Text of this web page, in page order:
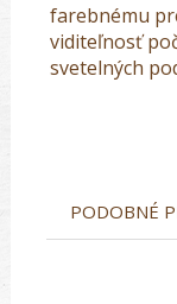
farebnému
viditeľnosť
svetelných
PODOBNÉ